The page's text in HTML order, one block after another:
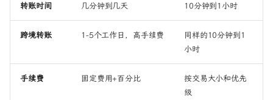
转账时间 几分钟到几天 10分钟到1小时
跨境转账 1-5个工作日，高手续费
同样的10分钟到1
小时
手续费 固定费用+百分比
按交易大小和优先
级